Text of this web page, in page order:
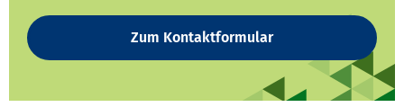
Zum Kontaktformular